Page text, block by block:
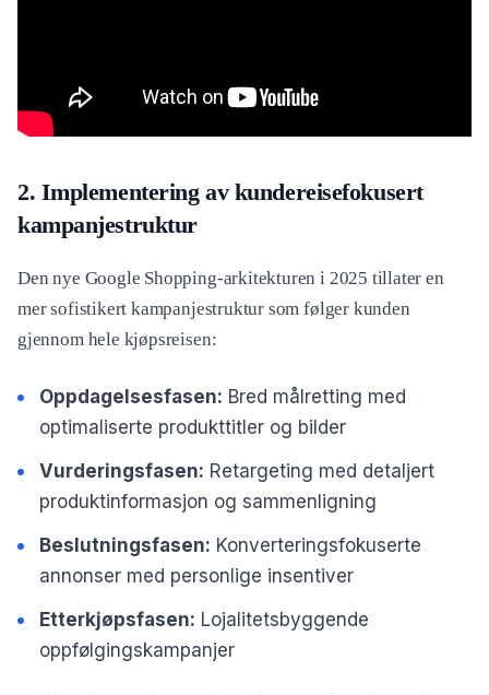
2. Implementering av kundereisefokusert
kampanjestruktur
Den nye Google Shopping-arkitekturen i 2025 tillater en
mer sofistikert kampanjestruktur som følger kunden
gjennom hele kjøpsreisen:
Oppdagelsesfasen: Bred målretting med
optimaliserte produkttitler og bilder
Vurderingsfasen: Retargeting med detaljert
produktinformasjon og sammenligning
Beslutningsfasen: Konverteringsfokuserte
annonser med personlige insentiver
Etterkjøpsfasen: Lojalitetsbyggende
oppfølgingskampanjer